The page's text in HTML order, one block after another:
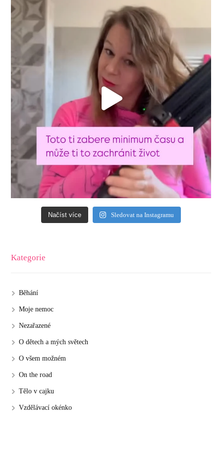
Načíst více Sledovat na Instagramu
Kategorie
Běhání
Moje nemoc
Nezařazené
O dětech a mých světech
O všem možném
On the road
Tělo v cajku
Vzdělávací okénko